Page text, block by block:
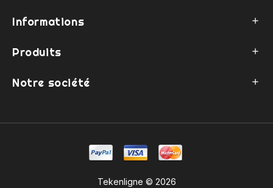
Informations 
Produits 
Notre société 
Tekenligne © 2026